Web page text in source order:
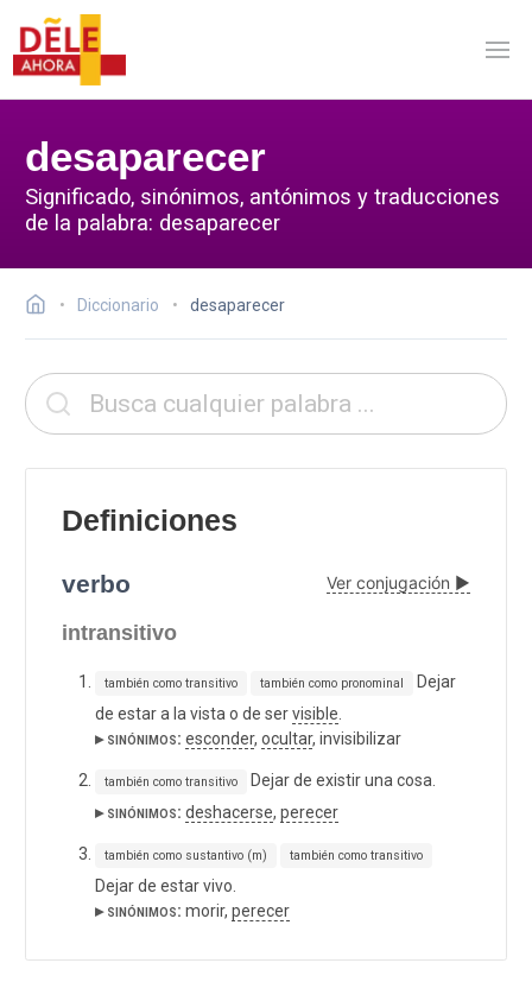
desaparecer
Significado, sinónimos, antónimos y traducciones
de la palabra: desaparecer
Diccionario desaparecer
Definiciones
verbo Ver conjugación ▶
intransitivo
también como transitivo también como pronominal
Dejar
de estar a la vista o de servisible
▸ sinónimos: esconder, ocultar, invisibilizar
también como transitivo
Dejar de existir una cosa.
▸ sinónimos: deshacerse, perecer
también como sustantivo (m) también como transitivo
Dejar de estar vivo.
▸ sinónimos: morir, perecer